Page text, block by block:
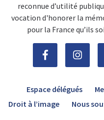
reconnue d’utilité
vocation d'honorer la
pour la France qu’ils
Espace délégués
Droit à l’image
Nous